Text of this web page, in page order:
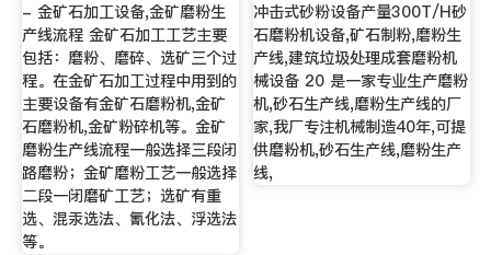
- 金矿石加工设备,金矿磨粉生
产线流程 金矿石加工工艺主要
包括：磨粉、磨碎、选矿三个过
程。在金矿石加工过程中用到的
主要设备有金矿石磨粉机,金矿
石磨粉机,金矿粉碎机等。金矿
磨粉生产线流程一般选择三段闭
路磨粉；金矿磨粉工艺一般选择
二段一闭磨矿工艺；选矿有重
选、混汞选法、氰化法、浮选法
等。
冲击式砂粉设备产量300T/H砂
石磨粉机设备,矿石制粉,磨粉生
产线,建筑垃圾处理成套磨粉机
械设备 20 是一家专业生产磨粉
机,砂石生产线,磨粉生产线的厂
家,我厂专注机械制造40年,可提
供磨粉机,砂石生产线,磨粉生产
线,